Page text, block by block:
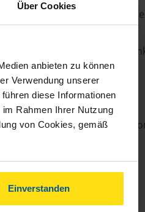
Über Cookies
anbieten zu können
Verwendung unserer
diese Informationen
Rahmen Ihrer Nutzung
von Cookies, gemäß
Einverstanden
wir für diese fremden Inhalte
zum Zeitpunkt der
Rechtsverletzung nicht
Ihrem Browser die